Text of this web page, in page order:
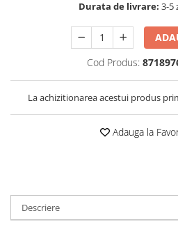
Durata de livrare: 3-5
Cod Produs:
La achizitionarea acestui produs
Adauga la
Descriere